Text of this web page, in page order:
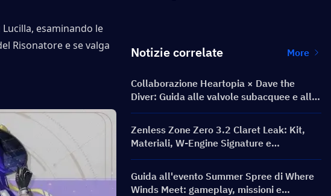
esaminando le
Risonatore e se valga
Notizie correlate More
Collaborazione Heartopia × Dave the
Diver: Guida alle valvole subacquee e alle
ricompense
Zenless Zone Zero 3.2 Claret Leak: Kit,
Materiali, W-Engine Signature e
Mindscape Cinema
Guida all'evento Summer Spree di Where
Winds Meet: gameplay, missioni e